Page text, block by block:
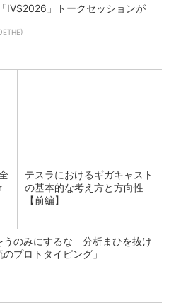
IVS2026」トークセッションが
テスラにおけるギガキャスト
の基本的な考え方と方向性
【前編】
うのみにするな 分析まひを抜け
プロトタイピング」